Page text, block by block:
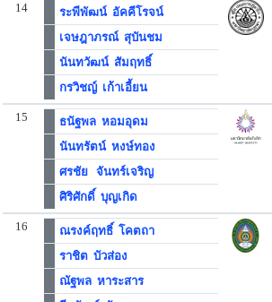
14
ระพีพัฒน์ อัคคีโรจน์
เจษฎาภรณ์ สุบันชม
นันทวัฒน์ สัมฤทธิ์
กรวิชญ์ เก้าเอี้ยน
15
ธนัฐพล หอมอุดม
นันทรัตน์ หงษ์ทอง
ศรชัย จันทร์เจริญ
ศิริศักดิ์ บุญเกิด
16
ณรงค์ฤทธิ์ โคตถา
ราชิต บัวส่อง
ณัฐพล หาระสาร